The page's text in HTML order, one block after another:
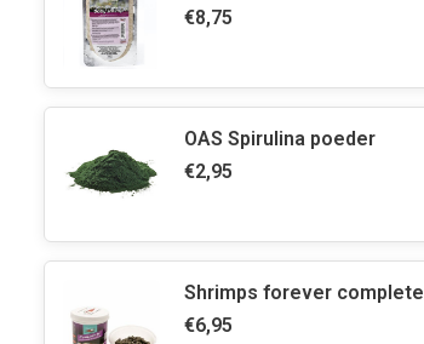
€8,75
OAS Spirulina poeder
€2,95
Shrimps forever complete
€6,95